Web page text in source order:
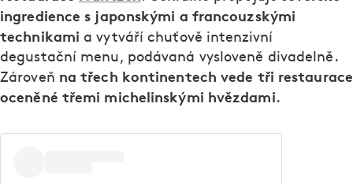
ingredience s japonskými a francouzskými
technikami a vytváří chuťově intenzivní
degustační menu, podávaná vysloveně divadelně.
Zároveň na třech kontinentech vede tři restaurace
oceněné třemi michelinskými hvězdami.